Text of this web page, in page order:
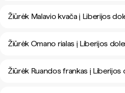
Žiūrėk Malavio kvača į Liberijos
Žiūrėk Omano rialas į Liberijos
Žiūrėk Ruandos frankas į Liberijos